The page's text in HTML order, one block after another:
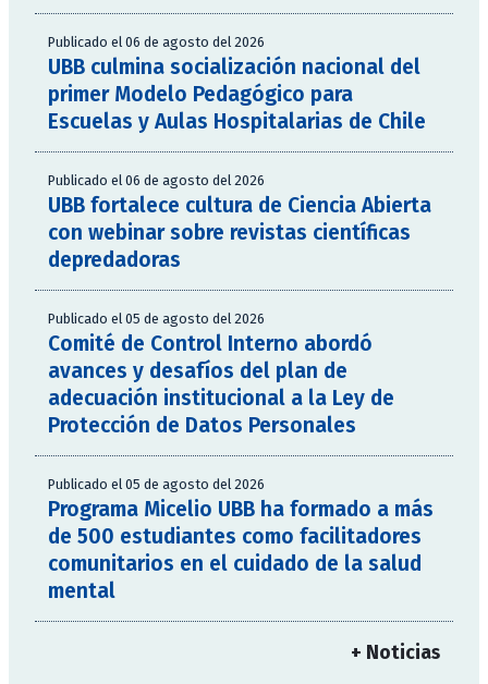
Publicado el 06 de agosto del 2026
UBB culmina socialización nacional del
primer Modelo Pedagógico para
Escuelas y Aulas Hospitalarias de Chile
Publicado el 06 de agosto del 2026
UBB fortalece cultura de Ciencia Abierta
con webinar sobre revistas científicas
depredadoras
Publicado el 05 de agosto del 2026
Comité de Control Interno abordó
avances y desafíos del plan de
adecuación institucional a la Ley de
Protección de Datos Personales
Publicado el 05 de agosto del 2026
Programa Micelio UBB ha formado a más
de 500 estudiantes como facilitadores
comunitarios en el cuidado de la salud
mental
+ Noticias